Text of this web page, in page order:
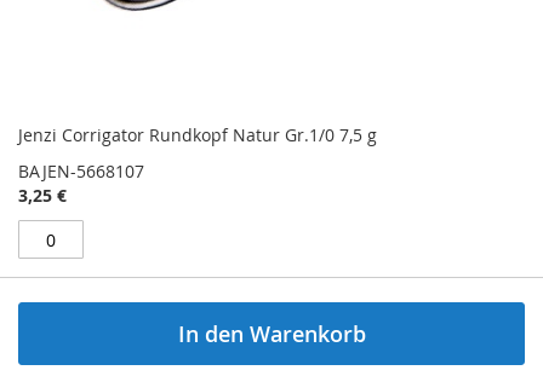
Jenzi Corrigator Rundkopf Natur Gr.1/0 7,5 g
BAJEN-5668107
3,25 €
In den Warenkorb